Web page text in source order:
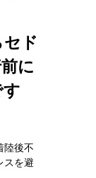
ド
に
陸後不
スを避